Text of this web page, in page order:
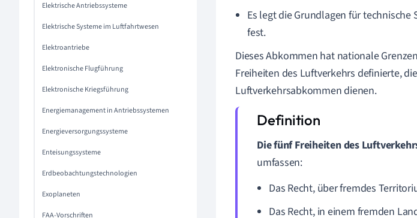
Elektrische Antriebssysteme
Elektrische Systeme im Luftfahrtwesen
Elektroantriebe
Elektronische Flugführung
Elektronische Kriegsführung
Energiemanagement in Antriebssystemen
Energieversorgungssysteme
Enteisungssysteme
Erdbeobachtungstechnologien
Exoplaneten
FAA-Vorschriften
Es legt die Grundlagen für
fest.
Dieses Abkommen hat nationale
Freiheiten des Luftverkehrs definierte,
Luftverkehrsabkommen dienen.
Die fünf Freiheiten des
umfassen:
Das Recht, über fremdes
Das Recht, in einem fremden